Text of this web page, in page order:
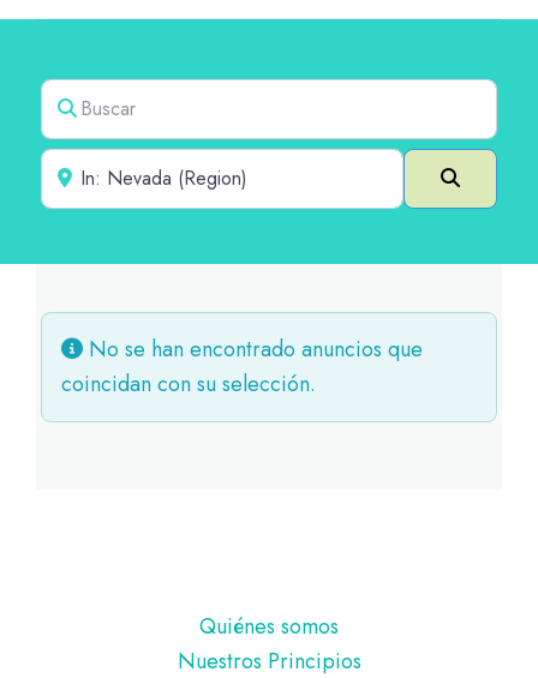
Buscar
Cerca de
Buscar
No se han encontrado anuncios que
coincidan con su selección.
Quiénes somos
Nuestros Principios